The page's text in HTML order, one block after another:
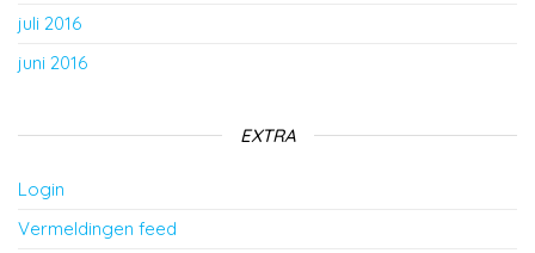
juli 2016
juni 2016
EXTRA
Login
Vermeldingen feed